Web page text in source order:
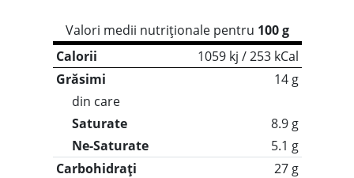
Valori medii nutriționale pentru 100 g
Calorii
1059 kj / 253 kCal
Grăsimi
14 g
din care
Saturate
8.9 g
Ne-Saturate
5.1 g
Carbohidrați
27 g